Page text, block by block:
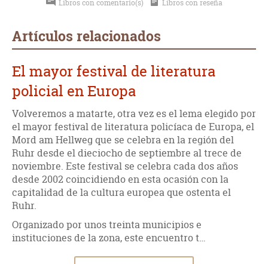
Libros con comentario(s) Libros con reseña
Artículos relacionados
El mayor festival de literatura
policial en Europa
Volveremos a matarte, otra vez es el lema elegido por
el mayor festival de literatura policíaca de Europa, el
Mord am Hellweg que se celebra en la región del
Ruhr desde el dieciocho de septiembre al trece de
noviembre. Este festival se celebra cada dos años
desde 2002 coincidiendo en esta ocasión con la
capitalidad de la cultura europea que ostenta el
Ruhr.
Organizado por unos treinta municipios e
instituciones de la zona, este encuentro t…